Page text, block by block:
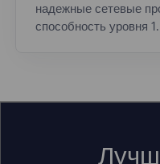
надежные сетевые
способность уровня 1.